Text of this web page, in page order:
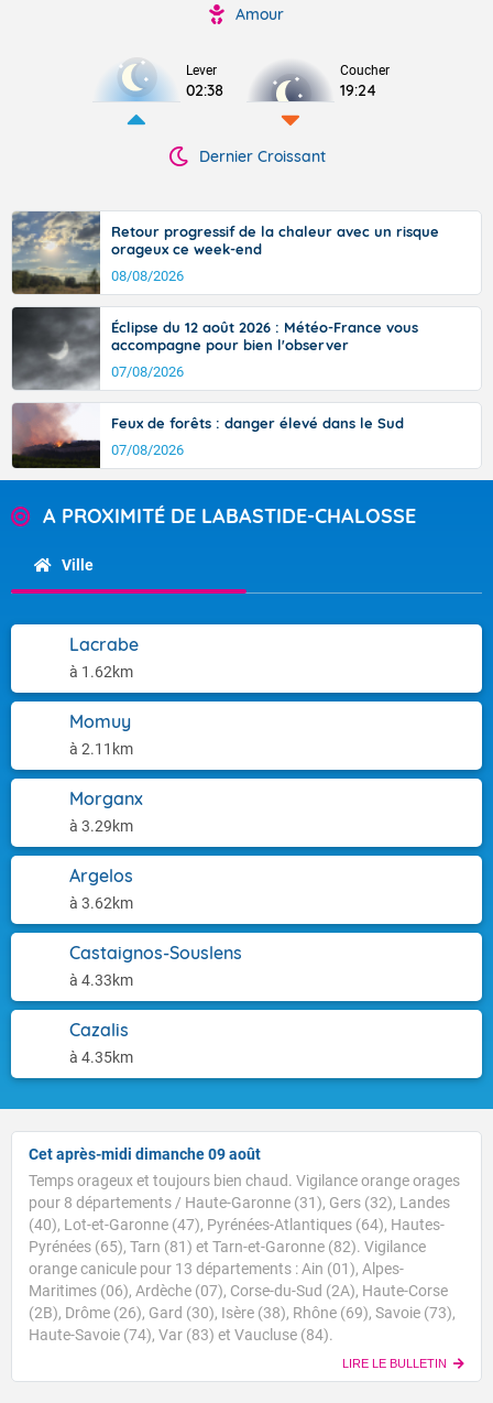
Amour
Lever
02:38
Coucher
19:24
Dernier Croissant
Retour progressif de la chaleur avec un risque
orageux ce week-end
08/08/2026
Éclipse du 12 août 2026 : Météo-France vous
accompagne pour bien l'observer
07/08/2026
Feux de forêts : danger élevé dans le Sud
07/08/2026
A PROXIMITÉ DE LABASTIDE-CHALOSSE
Ville
Lacrabe
à 1.62km
Momuy
à 2.11km
Morganx
à 3.29km
Argelos
à 3.62km
Castaignos-Souslens
à 4.33km
Cazalis
à 4.35km
Cet après-midi dimanche 09 août
Temps orageux et toujours bien chaud. Vigilance orange orages
pour 8 départements / Haute-Garonne (31), Gers (32), Landes
(40), Lot-et-Garonne (47), Pyrénées-Atlantiques (64), Hautes-
Pyrénées (65), Tarn (81) et Tarn-et-Garonne (82). Vigilance
orange canicule pour 13 départements : Ain (01), Alpes-
Maritimes (06), Ardèche (07), Corse-du-Sud (2A), Haute-Corse
(2B), Drôme (26), Gard (30), Isère (38), Rhône (69), Savoie (73),
Haute-Savoie (74), Var (83) et Vaucluse (84).
LIRE LE BULLETIN